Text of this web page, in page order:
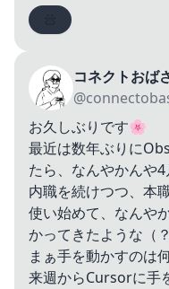
コネクトおば
お久しぶりです🌸
最近は数年ぶりに
たら、なんやかんや4
内職を続けつつ、本
使い始めて、なんや
かってきたような（？
まぁ手を動かすのは
来週からCursorに手